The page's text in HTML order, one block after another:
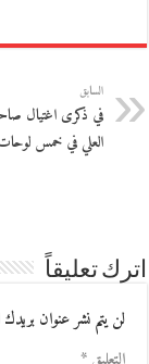
السابق
في ذكرى اغتيال
العلي في خمس
اترك تعليقاً
لن يتم نشر عنوان